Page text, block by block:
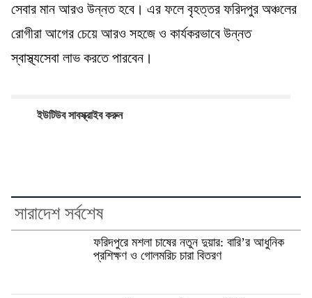
সেবার মান আরও উন্নত হবে। এর ফলে বৃহত্তর ফরিদপুর অঞ্চলের
রোগীরা আগের চেয়ে আরও সহজে ও কার্যকরভাবে উন্নত
স্বাস্থ্যসেবা লাভ করতে পারবেন।
ইউটিউব সাবস্ক্রাইব করুন
সারাদেশ সর্বশেষ
ফরিদপুরে মশলা চাষের নতুন দুয়ার: বারি’র আধুনিক
প্রশিক্ষণ ও গোলমরিচ চারা বিতরণ